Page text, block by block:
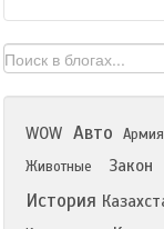
WOW Авто Армия
Животные
Закон
История